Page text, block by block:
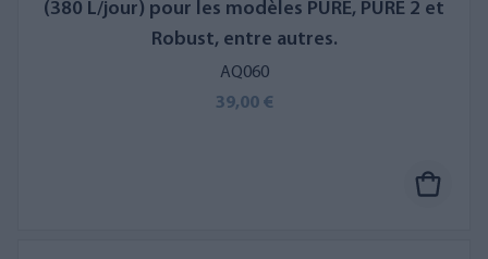
(380 L/jour) pour les modèles PURE, PURE 2 et
Robust, entre autres.
AQ060
39,00 €